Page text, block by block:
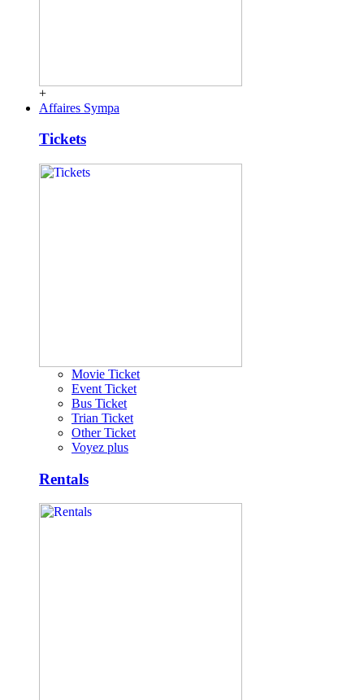
+
Affaires Sympa
Tickets
Movie Ticket
Event Ticket
Bus Ticket
Trian Ticket
Other Ticket
Voyez plus
Rentals